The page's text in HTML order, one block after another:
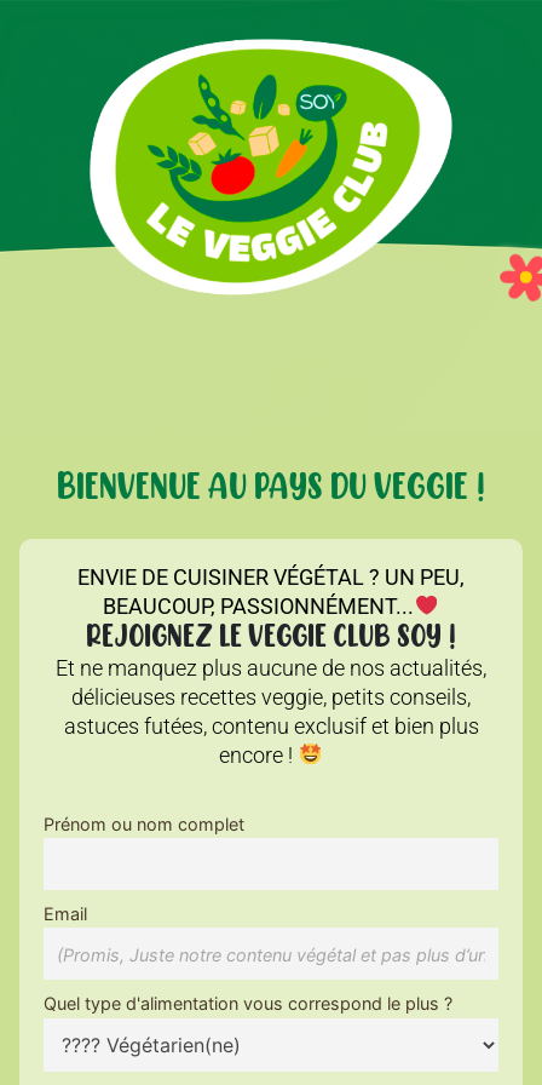
BIENVENUE AU PAYS DU VEGGIE !
ENVIE DE CUISINER VÉGÉTAL ? UN PEU,
BEAUCOUP, PASSIONNÉMENT...
REJOIGNEZ LE VEGGIE CLUB SOY !
Et ne manquez plus aucune de nos actualités,
délicieuses recettes veggie, petits conseils,
astuces futées, contenu exclusif et bien plus
encore !
Prénom ou nom complet
Email
Quel type d'alimentation vous correspond le plus ?